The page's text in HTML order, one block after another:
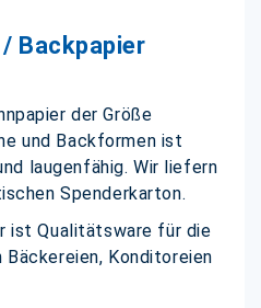
Backpapier
der Größe
und Backformen ist
laugenfähig. Wir liefern
Spenderkarton.
ist Qualitätsware für die
Konditoreien